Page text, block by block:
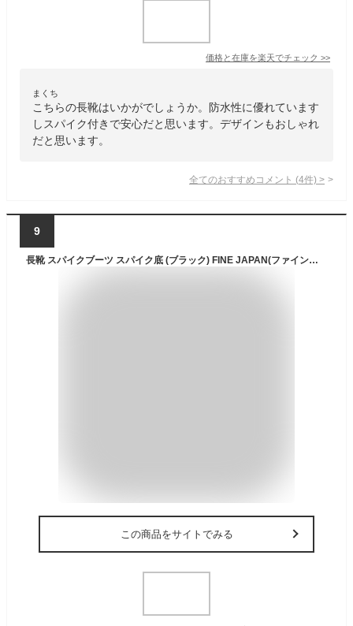
価格と在庫を楽天でチェック >>
まくち
こちらの長靴はいかがでしょうか。防水性に優れています
しスパイク付きで安心だと思います。デザインもおしゃれ
だと思います。
全てのおすすめコメント (4件) >
9
長靴 スパイクブーツ スパイク底 (ブラック) FINE JAPAN(ファインジャパン)SP1094
この商品をサイトでみる